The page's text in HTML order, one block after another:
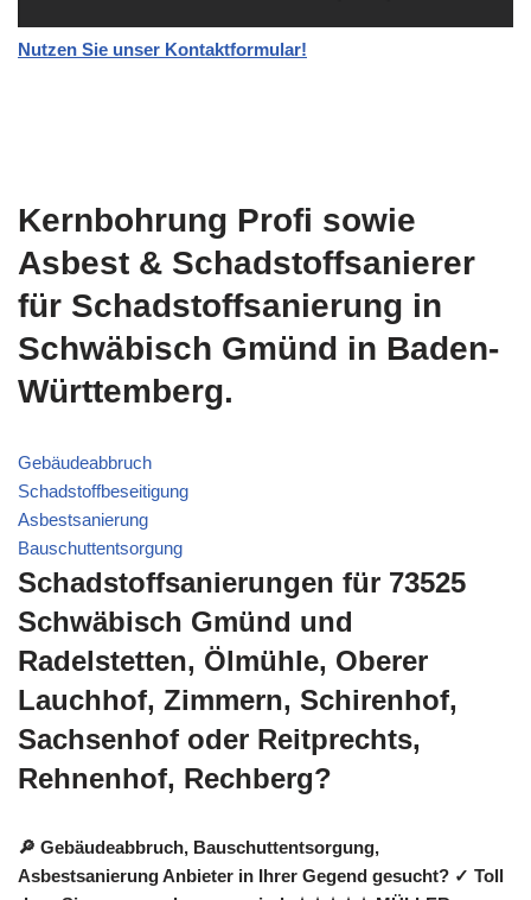
Nutzen Sie unser Kontaktformular!
Kernbohrung Profi sowie
Asbest & Schadstoffsanierer
für Schadstoffsanierung in
Schwäbisch Gmünd in Baden-
Württemberg.
Gebäudeabbruch
Schadstoffbeseitigung
Asbestsanierung
Bauschuttentsorgung
Schadstoffsanierungen für 73525
Schwäbisch Gmünd und
Radelstetten, Ölmühle, Oberer
Lauchhof, Zimmern, Schirenhof,
Sachsenhof oder Reitprechts,
Rehnenhof, Rechberg?
🔎 Gebäudeabbruch, Bauschuttentsorgung,
Asbestsanierung Anbieter in Ihrer Gegend gesucht? ✓ Toll